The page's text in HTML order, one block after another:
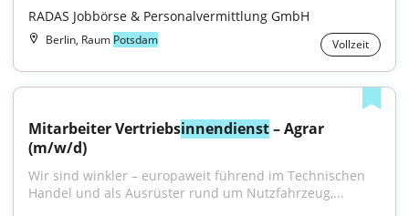
RADAS Jobbörse & Personalvermittlung GmbH
Berlin, Raum Potsdam Vollzeit
Mitarbeiter Vertriebsinnendienst – Agrar
(m/w/d)
Wir sind winkler – europaweit führend im Technischen
Handel und als Ausrüster rund um Nutzfahrzeug,...